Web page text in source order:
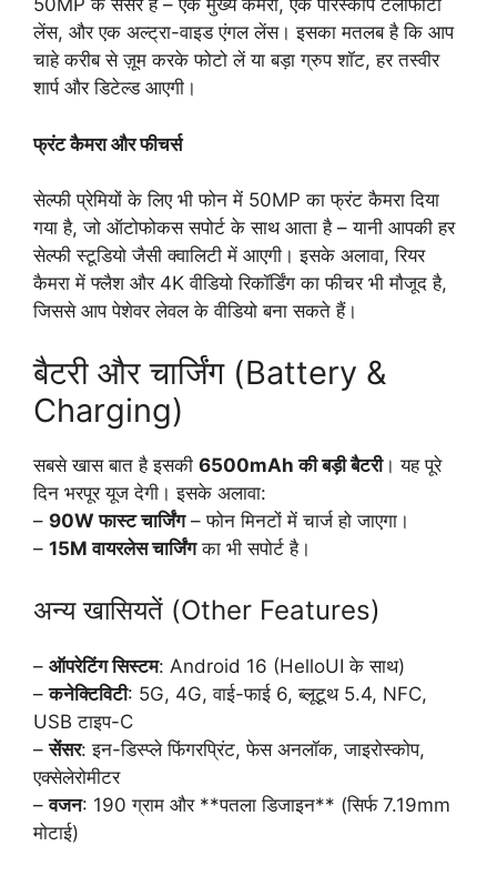
50MP के सेंसर हैं – एक मुख्य कैमरा, एक पेरिस्कोप टेलीफोटो
लेंस, और एक अल्ट्रा-वाइड एंगल लेंस। इसका मतलब है कि आप
चाहे करीब से ज़ूम करके फोटो लें या बड़ा ग्रुप शॉट, हर तस्वीर
शार्प और डिटेल्ड आएगी।
फ्रंट कैमरा और फीचर्स
सेल्फी प्रेमियों के लिए भी फोन में 50MP का फ्रंट कैमरा दिया
गया है, जो ऑटोफोकस सपोर्ट के साथ आता है – यानी आपकी हर
सेल्फी स्टूडियो जैसी क्वालिटी में आएगी। इसके अलावा, रियर
कैमरा में फ्लैश और 4K वीडियो रिकॉर्डिंग का फीचर भी मौजूद है,
जिससे आप पेशेवर लेवल के वीडियो बना सकते हैं।
बैटरी और चार्जिंग (Battery &
Charging)
सबसे खास बात है इसकी 6500mAh की बड़ी बैटरी। यह पूरे
दिन भरपूर यूज देगी। इसके अलावा:
– 90W फास्ट चार्जिंग– फोन मिनटों में चार्ज हो जाएगा।
– 15M वायरलेस चार्जिंगका भी सपोर्ट है।
अन्य खासियतें (Other Features)
– ऑपरेटिंग सिस्टम: Android 16 (HelloUI के साथ)
–कनेक्टिविटी: 5G, 4G, वाई-फाई 6, ब्लूटूथ 5.4, NFC,
USB टाइप-C
–सेंसर: इन-डिस्प्ले फिंगरप्रिंट, फेस अनलॉक, जाइरोस्कोप,
एक्सेलेरोमीटर
–वजन: 190 ग्राम और **पतला डिजाइन** (सिर्फ 7.19mm
मोटाई)